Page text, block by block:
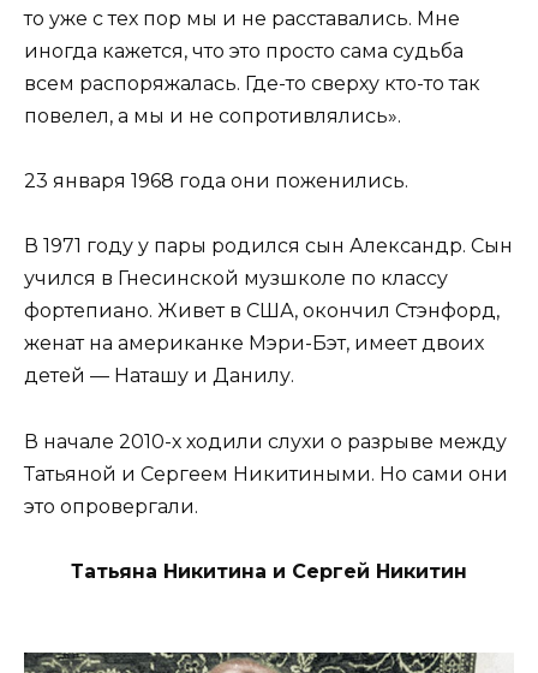
то уже с тех пор мы и не расставались. Мне
иногда кажется, что это просто сама судьба
всем распоряжалась. Где-то сверху кто-то так
повелел, а мы и не сопротивлялись».
23 января 1968 года они поженились.
В 1971 году у пары родился сын Александр. Сын
учился в Гнесинской музшколе по классу
фортепиано. Живет в США, окончил Стэнфорд,
женат на американке Мэри-Бэт, имеет двоих
детей — Наташу и Данилу.
В начале 2010-х ходили слухи о разрыве между
Татьяной и Сергеем Никитиными. Но сами они
это опровергали.
Татьяна Никитина и Сергей Никитин